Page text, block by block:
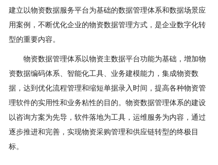
建立以物资数据服务平台为基础的数据管理体系和数据场景应
用案例，不断优化企业的物资数据管理方式，是企业数字化转
型的重要内容。
物资数据管理体系以物资主数据平台功能为基础，增加物
资数据编码体系、智能化工具、业务建模能力，集成物资数
据，达到优化流程管理和缩短单据录入时间，提高各种物资管
理软件的实用性和业务粘性的目的。物资数据管理体系的建设
以咨询方案为先导，软件落地为工具，运维服务为内容，通过
逐步推进和完善，实现物资采购管理和供应链转型的终极目
标。